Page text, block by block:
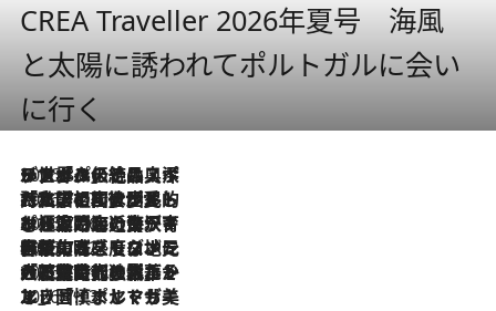
CREA Traveller 2026年夏号 海風
と太陽に誘われてポルトガルに会い
に行く
2026.8.8
リスボンの絶品スイーツ「パステル・デ・ナタ」とは？ポルトガル伝統の奥深い世界へ
2026.7.27
「私の祖国はポルトガル語です」国民的詩人フェルナンド・ペソアと、彼が愛した文学の街を歩く
2026.7.26
ポルトガル近海が育む極上の海の幸。キリリと冷えた白ワインと愉しむ、シーフード専門店の贅沢
2026.7.22
伝統の味をモダンに昇華。高感度な地元客が集う、リスボンの最旬ガストロノミー
2026.7.21
大航海時代の栄華から、震災、独裁、そして革命へ。ポルトガル・首都リスボンの石畳に刻まれた「歴史の光と影」
2026.7.13
エッセイ・ヤマザキマリ「慎ましくも美しき国 ポルトガル」